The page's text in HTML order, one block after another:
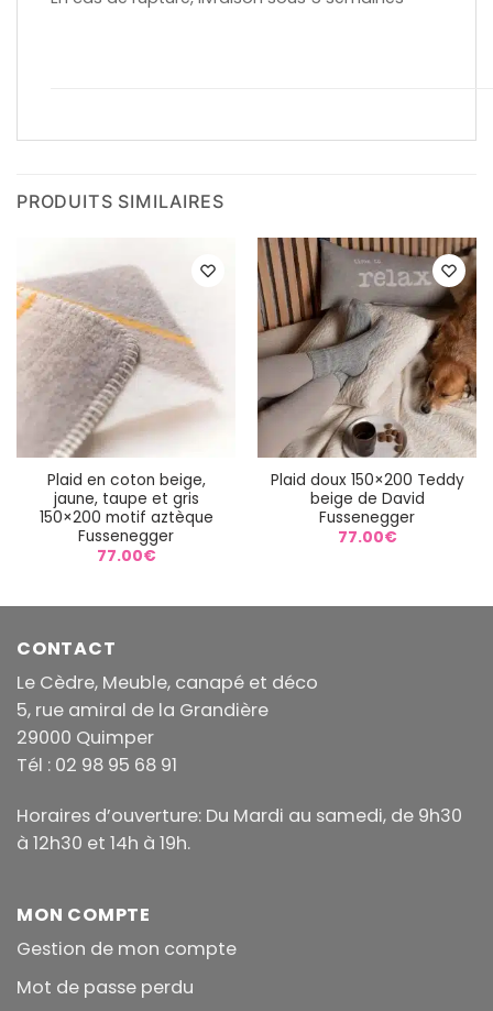
PRODUITS SIMILAIRES
Plaid en coton beige,
jaune, taupe et gris
150×200 motif aztèque
Fussenegger
77.00€
Plaid doux 150×200 Teddy
beige de David
Fussenegger
77.00€
CONTACT
Le Cèdre, Meuble, canapé et déco
5, rue amiral de la Grandière
29000 Quimper
Tél : 02 98 95 68 91
Horaires d’ouverture: Du Mardi au samedi, de 9h30
à 12h30 et 14h à 19h.
MON COMPTE
Gestion de mon compte
Mot de passe perdu